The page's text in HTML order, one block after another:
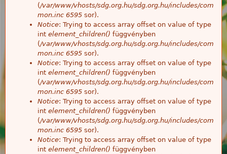
(/var/www/vhosts/sdg.org.hu/sdg.org.hu/includes/com
mon.inc 6595 sor).
Notice: Trying to access array offset on value of type
int element_children() függvényben
(/var/www/vhosts/sdg.org.hu/sdg.org.hu/includes/com
mon.inc 6595 sor).
Notice: Trying to access array offset on value of type
int element_children() függvényben
(/var/www/vhosts/sdg.org.hu/sdg.org.hu/includes/com
mon.inc 6595 sor).
Notice: Trying to access array offset on value of type
int element_children() függvényben
(/var/www/vhosts/sdg.org.hu/sdg.org.hu/includes/com
mon.inc 6595 sor).
Notice: Trying to access array offset on value of type
int element_children() függvényben